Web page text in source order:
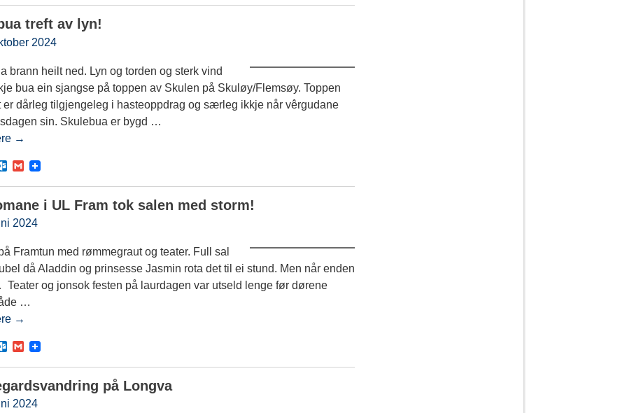
t
l
o
o
c
o
a
i
ltreft av lyn!
2024
brann heilt ned. Lyn og torden og sterk vind
bua ein sjangse på toppen av Skulen på Skuløy/Flemsøy. Toppen
er dårleg tilgjengeleg i hasteoppdrag og særleg ikkje når vêrgudane
sin. Skulebua er bygd …
→
O
t
o
o
.
c
o
G
a
l
i UL Fram tok salen med storm!
2024
Framtun med rømmegraut og teater. Full sal
då Aladdin og prinsesse Jasmin rota det til ei stund. Men når enden
og jonsok festen på laurdagen var utseld lenge før dørene
…
→
O
t
o
o
G
a
l
på Longva
2024